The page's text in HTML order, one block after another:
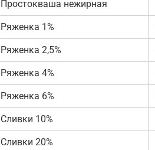
Простокваша нежирная
Ряженка 1%
Ряженка 2,5%
Ряженка 4%
Ряженка 6%
Сливки 10%
Сливки 20%